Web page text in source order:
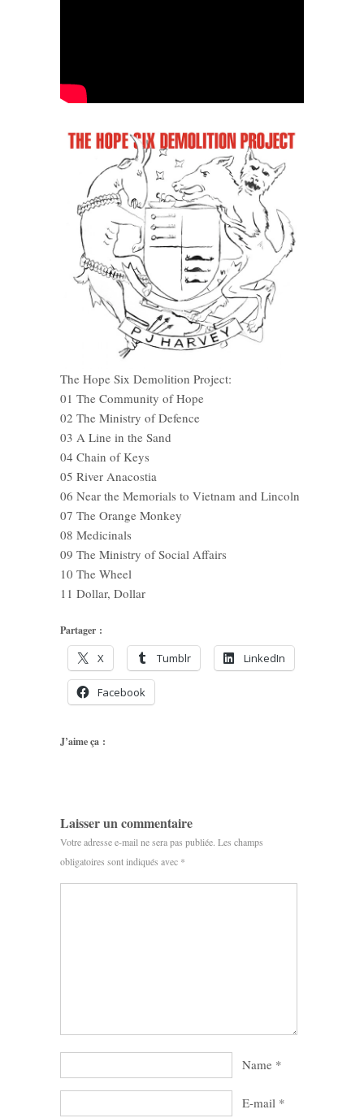
The Hope Six Demolition Project:
01 The Community of Hope
02 The Ministry of Defence
03 A Line in the Sand
04 Chain of Keys
05 River Anacostia
06 Near the Memorials to Vietnam and Lincoln
07 The Orange Monkey
08 Medicinals
09 The Ministry of Social Affairs
10 The Wheel
11 Dollar, Dollar
Partager :
X Tumblr LinkedIn
Facebook
J’aime ça :
Laisser un commentaire
Votre adresse e-mail ne sera pas publiée. Les champs
obligatoires sont indiqués avec *
Name *
E-mail *